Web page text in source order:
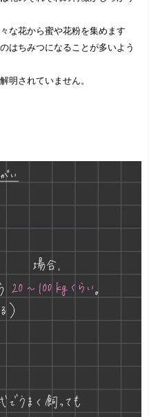
な花から蜜や花粉を集めます
はちみつになることが多いよう
明されていません。